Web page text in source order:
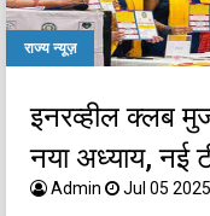
राज्य न्यूज़
इनरव्हील क्लब
नया अध्याय, नई
Admin Jul 05 2025